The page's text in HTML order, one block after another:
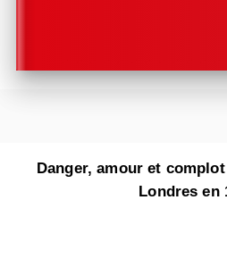
Danger, amour et
Londres en